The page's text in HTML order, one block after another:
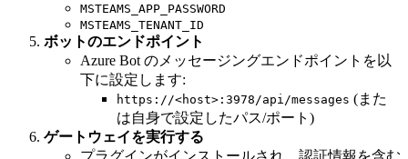
MSTEAMS_APP_PASSWORD
MSTEAMS_TENANT_ID
ボットのエンドポイント
Azure Bot のメッセージングエンドポイントを以
下に設定します:
https://<host>:3978/api/messages (また
は自身で設定したパス/ポート)
ゲートウェイを実行する
プラグインがインストールされ、認証情報を含む